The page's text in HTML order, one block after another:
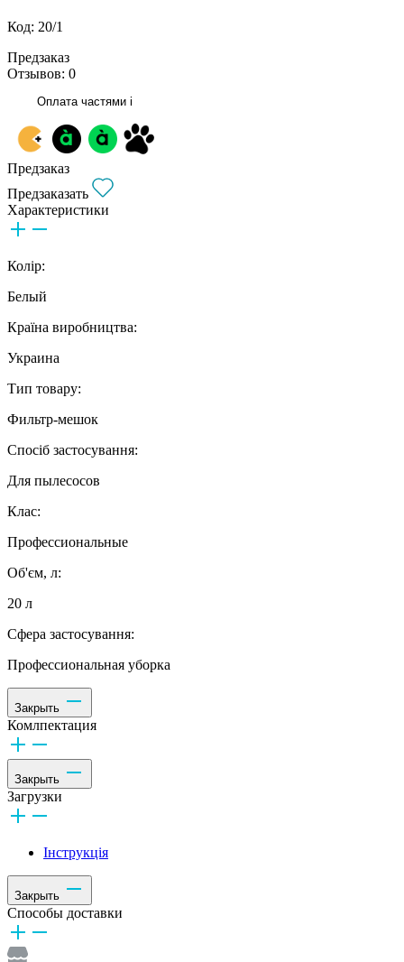
Код: 20/1
Предзаказ
Отзывов: 0
Оплата частями i
Предзаказ
Предзаказать
Характеристики
Колір:
Белый
Країна виробництва:
Украина
Тип товару:
Фильтр-мешок
Спосіб застосування:
Для пылесосов
Клас:
Профессиональные
Об'єм, л:
20 л
Сфера застосування:
Профессиональная уборка
Закрыть
Комлпектация
Закрыть
Загрузки
Інструкція
Закрыть
Способы доставки